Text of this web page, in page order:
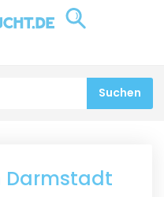
Darmstadt